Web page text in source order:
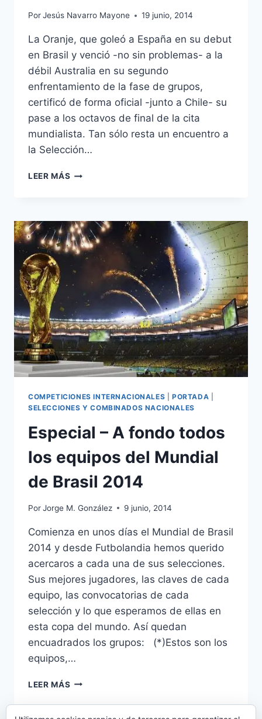
PorJesús Navarro Mayone 19 junio, 2014
La Oranje, que goleó a España en su debut
en Brasil y venció -no sin problemas- a la
débil Australia en su segundo
enfrentamiento de la fase de grupos,
certificó de forma oficial -junto a Chile- su
pase a los octavos de final de la cita
mundialista. Tan sólo resta un encuentro a
la Selección…
LEER MÁS LA
COMPETICIONES INTERNACIONALES |PORTADA
SELECCIONES Y COMBINADOS NACIONALES
Especial – A fondo todos
los equipos del Mundial
de Brasil 2014
PorJorge M. González 9 junio, 2014
Comienza en unos días el Mundial de Brasil
2014 y desde Futbolandia hemos querido
acercaros a cada una de sus selecciones.
Sus mejores jugadores, las claves de cada
equipo, las convocatorias de cada
selección y lo que esperamos de ellas en
esta copa del mundo. Así quedan
encuadrados los grupos: (*)Estos son los
equipos,…
LEER MÁS ESPECIAL
A